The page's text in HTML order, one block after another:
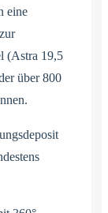
eine
(Astra 19,5
über 800